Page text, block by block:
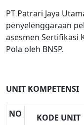
PT Patrari Jaya
penyelenggaraan
asesmen Sertifikasi
Pola oleh BNSP.
UNIT KOMPETENSI
NO KODE UNIT